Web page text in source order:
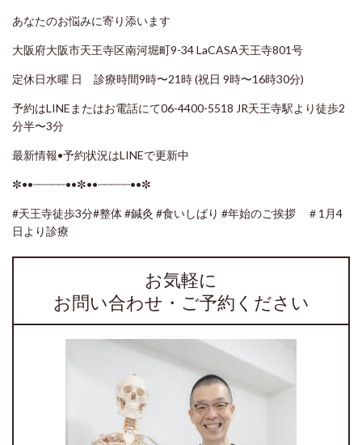
あなたのお悩みに寄り添います
大阪府大阪市天王寺区南河堀町9-34 LaCASA天王寺801号
定休日水曜 日 診療時間9時〜21時 (祝日 9時〜16時30分)
予約はLINEまたはお電話にて06-4400-5518 JR天王寺駅より徒歩2
分半〜3分
最新情報•予約状況はLINEで更新中
✼••┈┈┈┈┈••✼••┈┈┈┈┈••✼
#天王寺徒歩3分#整体#鍼灸 #食いしばり #年始のご挨拶 ＃1月4
日より診療
お気軽に
お問い合わせ・ご予約ください